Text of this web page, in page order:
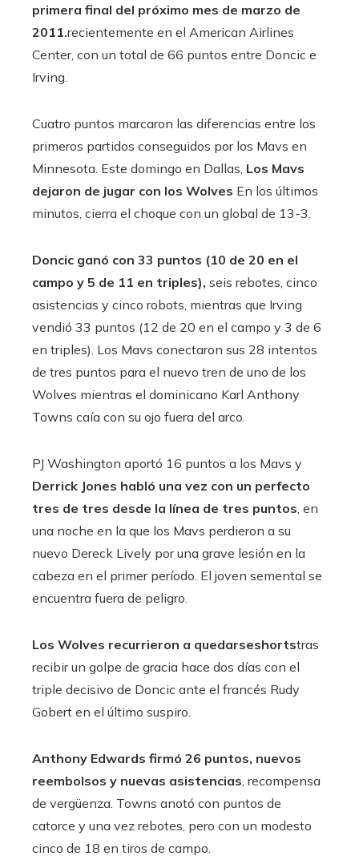
primera final del próximo mes de marzo de
2011.recientemente en el American Airlines
Center, con un total de 66 puntos entre Doncic e
Irving.
Cuatro puntos marcaron las diferencias entre los
primeros partidos conseguidos por los Mavs en
Minnesota. Este domingo en Dallas, Los Mavs
dejaron de jugar con los Wolves En los últimos
minutos, cierra el choque con un global de 13-3.
Doncic ganó con 33 puntos (10 de 20 en el
campo y 5 de 11 en triples), seis rebotes, cinco
asistencias y cinco robots, mientras que Irving
vendió 33 puntos (12 de 20 en el campo y 3 de 6
en triples). Los Mavs conectaron sus 28 intentos
de tres puntos para el nuevo tren de uno de los
Wolves mientras el dominicano Karl Anthony
Towns caía con su ojo fuera del arco.
PJ Washington aportó 16 puntos a los Mavs y
Derrick Jones habló una vez con un perfecto
tres de tres desde la línea de tres puntos , en
una noche en la que los Mavs perdieron a su
nuevo Dereck Lively por una grave lesión en la
cabeza en el primer período. El joven semental se
encuentra fuera de peligro.
Los Wolves recurrieron a quedarseshortstras
recibir un golpe de gracia hace dos días con el
triple decisivo de Doncic ante el francés Rudy
Gobert en el último suspiro.
Anthony Edwards firmó 26 puntos, nuevos
reembolsos y nuevas asistencias , recompensa
de vergüenza. Towns anotó con puntos de
catorce y una vez rebotes, pero con un modesto
cinco de 18 en tiros de campo.